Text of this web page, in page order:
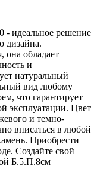
- идеальное решение
дизайна.
она обладает
и
натуральный
вид любому
что гарантирует
эксплуатации. Цвет
и темно-
вписаться в любой
Приобрести
Создайте свой
Б.5.П.8см